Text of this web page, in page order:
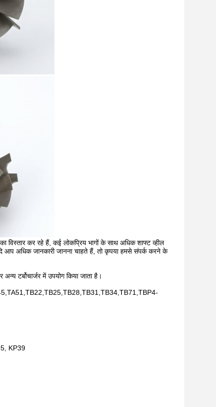
विस्तार कर रहे हैं, कई लोकप्रिय भागों के साथ अधिक शाफ्ट व्हील
आप अधिक जानकारी जानना चाहते हैं, तो कृपया हमसे संपर्क करने के
टर्बोचार्जर में उपयोग किया जाता है।
KP39